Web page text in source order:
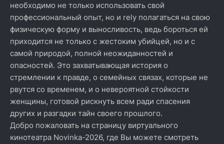
необходимо не только использовать свой
профессиональный опыт, но и rely полагаться на свою
физическую форму и выносливость, ведь бороться ей
приходится не только с жестоким убийцей, но и с
самой природой, полной неожиданностей и
опасностей. Это захватывающая история о
стремлении к правде, о семейных связах, которые не
рвутся со временем, и о невероятной стойкости
женщины, готовой рискнуть всем ради спасения
других и разгадки тайн своего прошлого.
Добро пожаловать на страницу виртуального
кинотеатра Novinka-2026, где Вы можете смотреть